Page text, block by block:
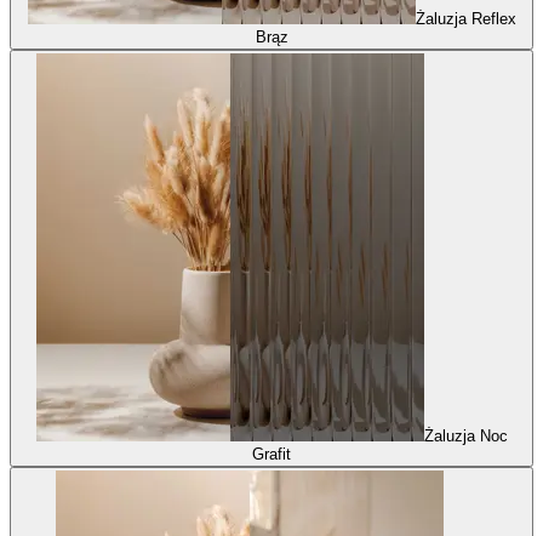
Żaluzja Reflex
Brąz
Żaluzja Noc
Grafit